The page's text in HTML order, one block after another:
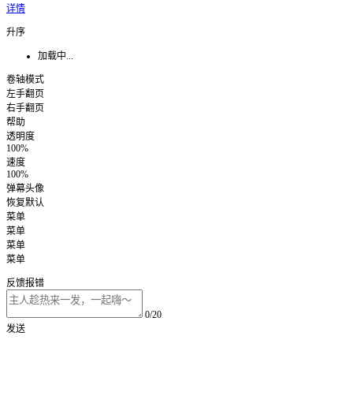
详情
升序
加载中...
卷轴模式
左手翻页
右手翻页
帮助
透明度
100%
速度
100%
弹幕头像
恢复默认
菜单
菜单
菜单
菜单
反馈报错
0/20
发送